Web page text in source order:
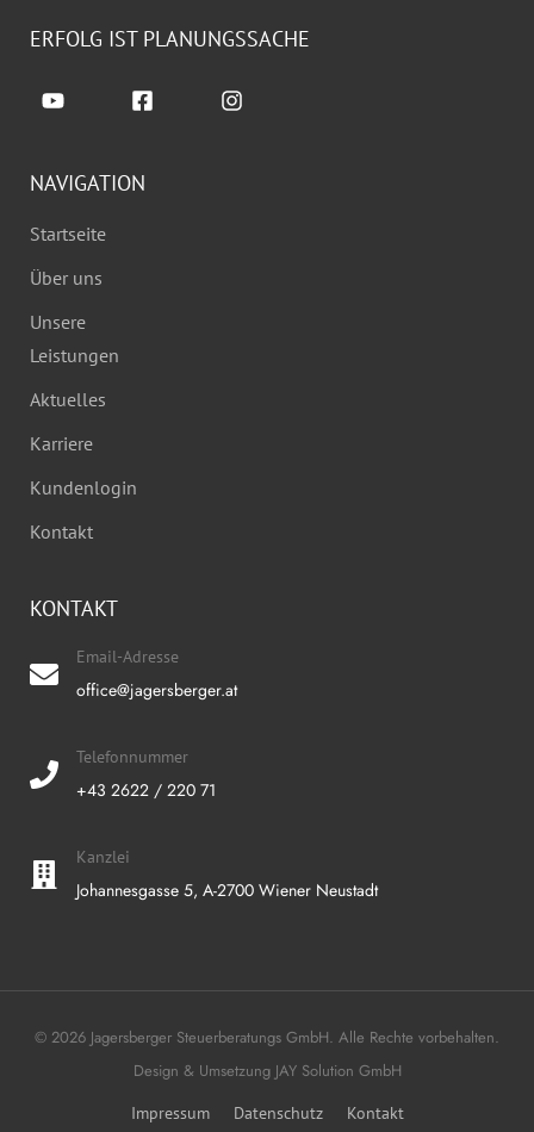
ERFOLG IST PLANUNGSSACHE
NAVIGATION
Startseite
Über uns
Unsere
Leistungen
Aktuelles
Karriere
Kundenlogin
Kontakt
KONTAKT
Email-Adresse
office@jagersberger.at
Telefonnummer
+43 2622 / 220 71
Kanzlei
Johannesgasse 5, A-2700 Wiener Neustadt
© 2026 Jagersberger Steuerberatungs GmbH. Alle Rechte vorbehalten.
Design & Umsetzung JAY Solution GmbH
Impressum Datenschutz Kontakt